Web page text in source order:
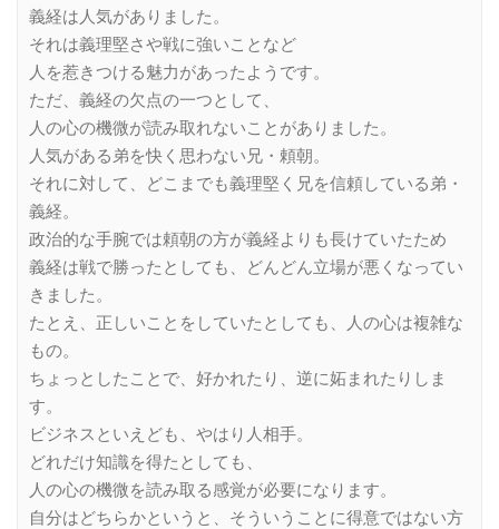
義経は人気がありました。
それは義理堅さや戦に強いことなど
人を惹きつける魅力があったようです。
ただ、義経の欠点の一つとして、
人の心の機微が読み取れないことがありました。
人気がある弟を快く思わない兄・頼朝。
それに対して、どこまでも義理堅く兄を信頼している弟・
義経。
政治的な手腕では頼朝の方が義経よりも長けていたため
義経は戦で勝ったとしても、どんどん立場が悪くなってい
きました。
たとえ、正しいことをしていたとしても、人の心は複雑な
もの。
ちょっとしたことで、好かれたり、逆に妬まれたりしま
す。
ビジネスといえども、やはり人相手。
どれだけ知識を得たとしても、
人の心の機微を読み取る感覚が必要になります。
自分はどちらかというと、そういうことに得意ではない方